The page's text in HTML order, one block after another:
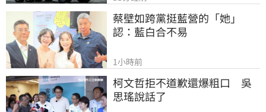
蔡壁如跨黨挺藍營的「她」
認：藍白合不易
1小時前
柯文哲拒不道歉還爆粗口　吳
思瑤說話了